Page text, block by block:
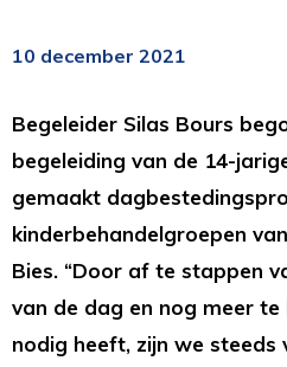
10 december 2021
Begeleider Silas Bours
begeleiding van de 14-
gemaakt
kinderbehandelgroepen
Bies. “Door af te stappen
van de dag en nog meer
nodig heeft, zijn we steeds